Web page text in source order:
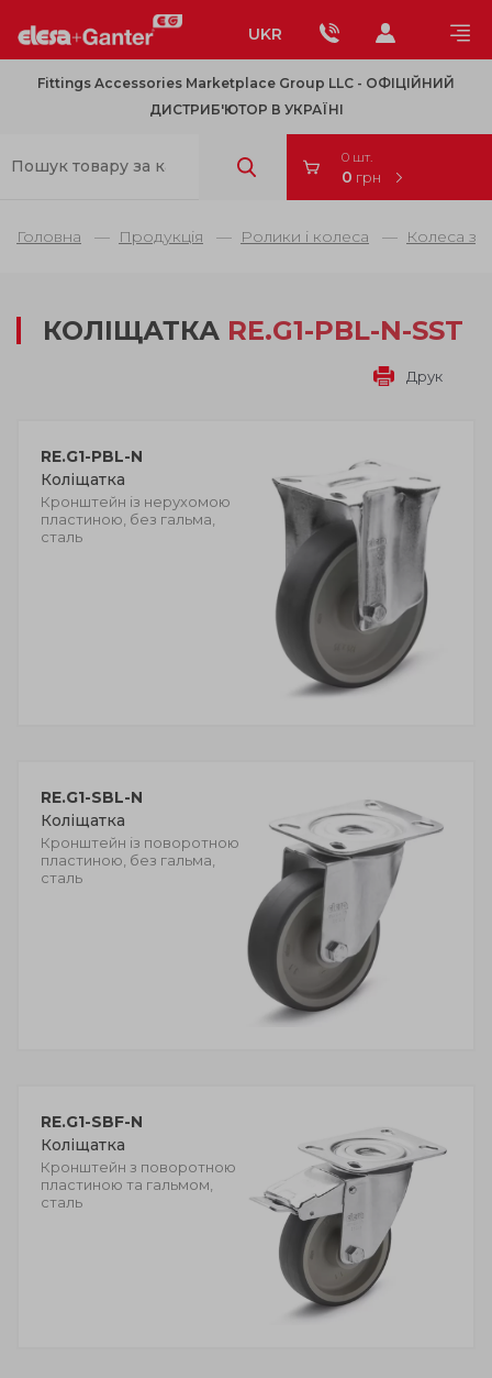
UKR
Fittings Accessories Marketplace Group LLC - OФІЦІЙНИЙ
ДИСТРИБ'ЮТОР В УКРАЇНІ
0 шт.
0 грн
Головна Продукція Ролики і колеса Колеса з
КОЛІЩАТКА RE.G1-PBL-N-SST
Друк
RE.G1-PBL-N
Коліщатка
Кронштейн із нерухомою
пластиною, без гальма,
сталь
RE.G1-SBL-N
Коліщатка
Кронштейн із поворотною
пластиною, без гальма,
сталь
RE.G1-SBF-N
Коліщатка
Кронштейн з поворотною
пластиною та гальмом,
сталь